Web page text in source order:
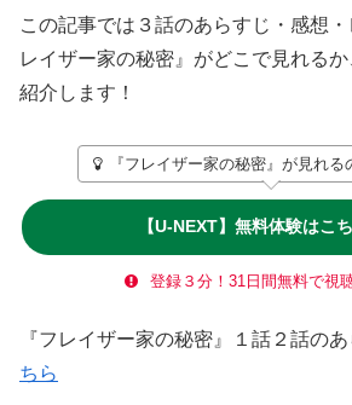
この記事では３話のあらすじ・感想
レイザー家の秘密』がどこで見れる
紹介します！
『フレイザー家の秘密』が見れる
【U-NEXT】無料体験はこ
登録３分！31日間無料で視
『フレイザー家の秘密』１話２話の
ちら